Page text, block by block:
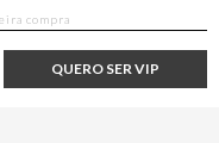
QUERO SER VIP